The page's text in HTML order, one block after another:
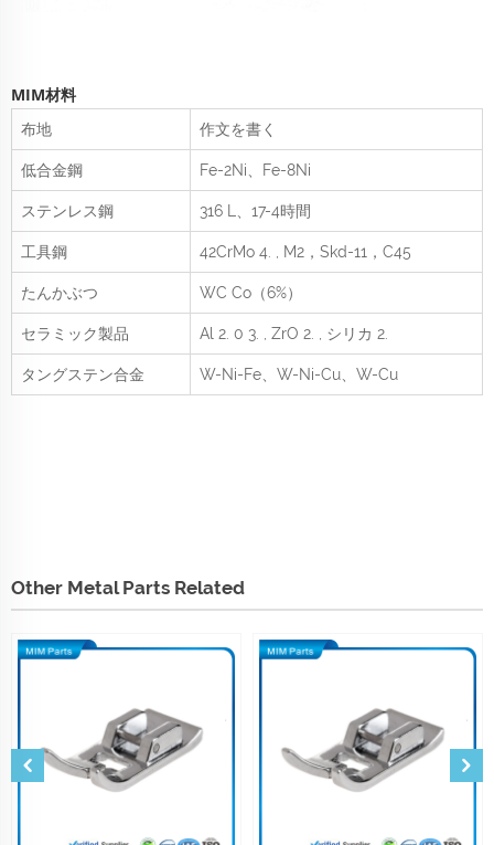
MIM材料
布地 作文を書く
低合金鋼 Fe-2Ni、Fe-8Ni
ステンレス鋼 316 L、17-4時間
工具鋼 42CrMo 4. , M2，Skd-11，C45
たんかぶつ WC Co（6%）
セラミック製品 Al 2. 0 3. , ZrO 2. , シリカ 2.
タングステン合金 W-Ni-Fe、W-Ni-Cu、W-Cu
Other Metal Parts Related